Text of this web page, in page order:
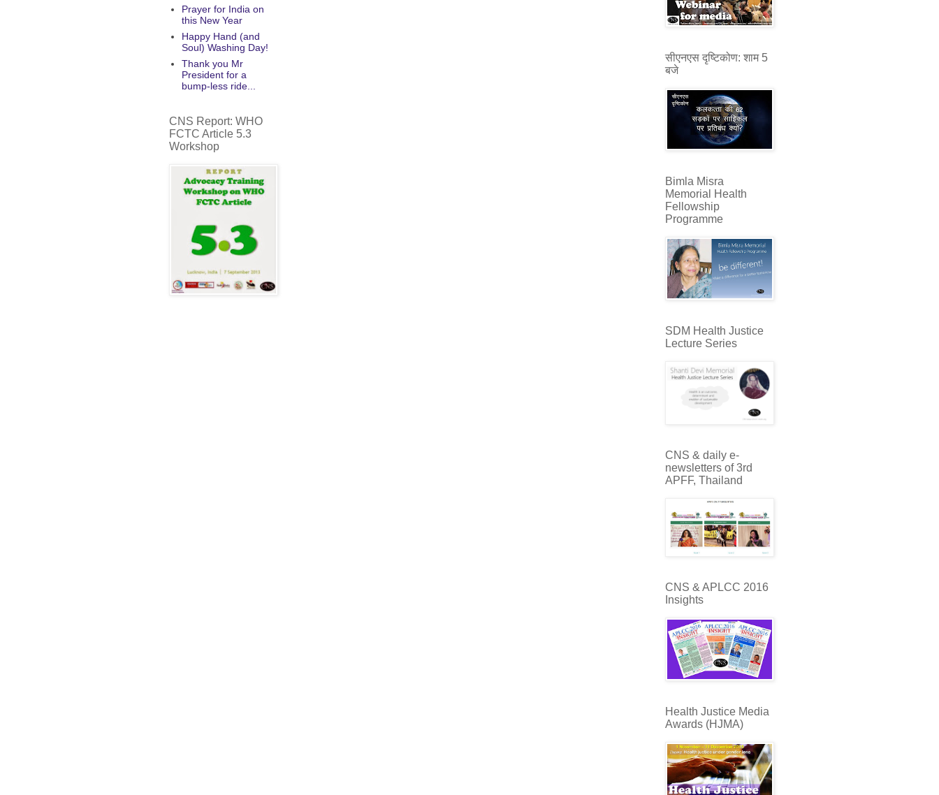
Prayer for India on
this New Year
Happy Hand (and
Soul) Washing Day!
Thank you Mr
President for a
bump-less ride...
CNS Report: WHO
FCTC Article 5.3
Workshop
सीएनएस दृष्टिकोण: शाम 5
बजे
Bimla Misra
Memorial Health
Fellowship
Programme
SDM Health Justice
Lecture Series
CNS & daily e-
newsletters of 3rd
APFF, Thailand
CNS & APLCC 2016
Insights
Health Justice Media
Awards (HJMA)